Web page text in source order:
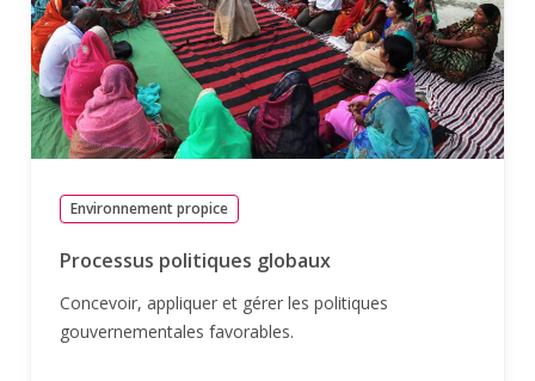
Environnement propice
Processus politiques globaux
Concevoir, appliquer et gérer les politiques
gouvernementales favorables.